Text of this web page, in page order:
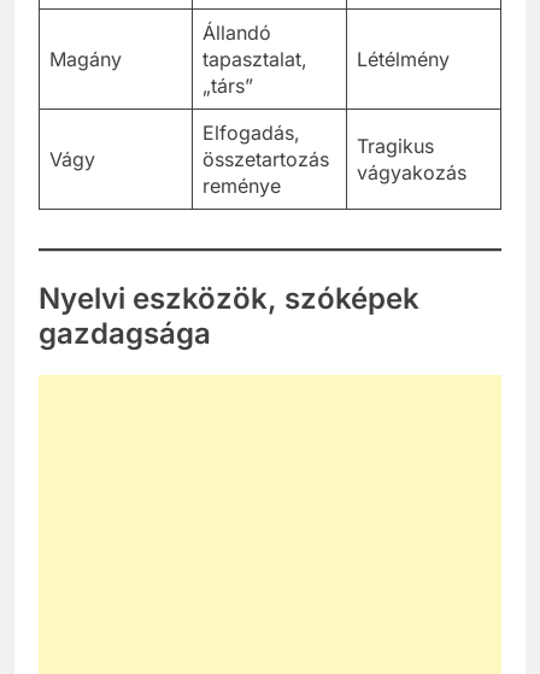
Magány
Állandó
tapasztalat,
„társ”
Létélmény
Vágy
Elfogadás,
összetartozás
reménye
Tragikus
vágyakozás
Nyelvi eszközök, szóképek
gazdagsága